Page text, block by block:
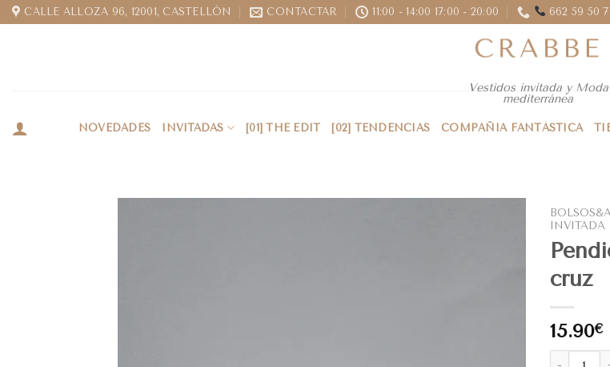
CALLE ALLOZA 96, 12001, CASTELLÓN CONTACTAR 11:00 - 14:00 17:00 - 20:00 662 59 50
Vestidos invitada y Moda
mediterránea
NOVEDADES INVITADAS [01] THE EDIT [02] TENDENCIAS COMPAÑIA FANTÁSTICA
INVITADA
cruz
15.90€